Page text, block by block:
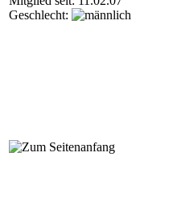
Geschlecht: